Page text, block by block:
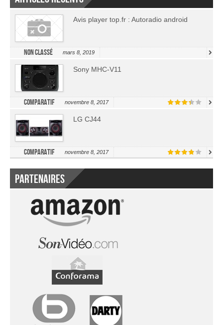
Avis player top.fr : Autoradio android
Non classé mars 8, 2019
Sony MHC-V11
Comparatif novembre 8, 2017
LG CJ44
Comparatif novembre 8, 2017
Partenaires